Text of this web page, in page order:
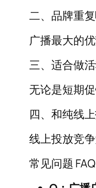
二、品牌重
广播最大的
三、适合做
无论是短期
四、和纯线
线上投放竞
常见问题 FAQ